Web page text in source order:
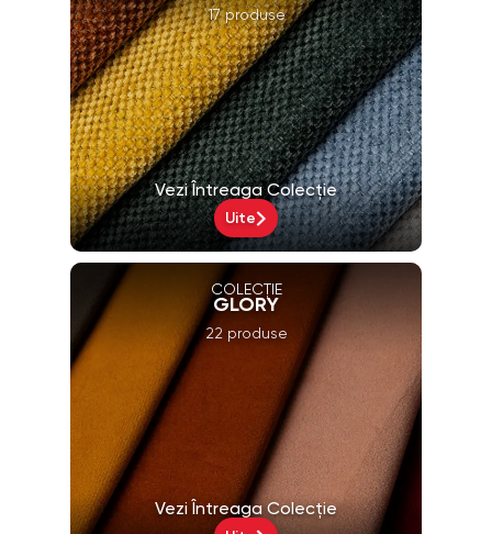
17 produse
Vezi Întreaga Colecție
Uite
COLECȚIE
GLORY
22 produse
Vezi Întreaga Colecție